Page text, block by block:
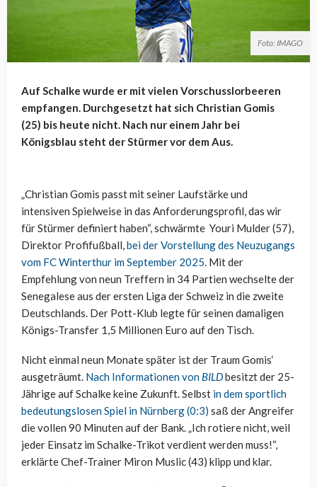
Foto: IMAGO
Auf Schalke wurde er mit vielen Vorschusslorbeeren
empfangen. Durchgesetzt hat sich Christian Gomis
(25) bis heute nicht. Nach nur einem Jahr bei
Königsblau steht der Stürmer vor dem Aus.
„Christian Gomis passt mit seiner Laufstärke und
intensiven Spielweise in das Anforderungsprofil, das wir
für Stürmer definiert haben“, schwärmte Youri Mulder (57),
Direktor Profifußball,bei der Vorstellung des Neuzugangs
vom FC Winterthur im September 2025. Mit der
Empfehlung von neun Treffern in 34 Partien wechselte der
Senegalese aus der ersten Liga der Schweiz in die zweite
Deutschlands. Der Pott-Klub legte für seinen damaligen
Königs-Transfer 1,5 Millionen Euro auf den Tisch.
Nicht einmal neun Monate später ist der Traum Gomis‘
ausgeträumt. Nach Informationen von BILDbesitzt der 25-
Jährige auf Schalke keine Zukunft. Selbst in dem sportlich
bedeutungslosen Spiel in Nürnberg (0:3) saß der Angreifer
die vollen 90 Minuten auf der Bank. „Ich rotiere nicht, weil
jeder Einsatz im Schalke-Trikot verdient werden muss!“,
erklärte Chef-Trainer Miron Muslic (43) klipp und klar.